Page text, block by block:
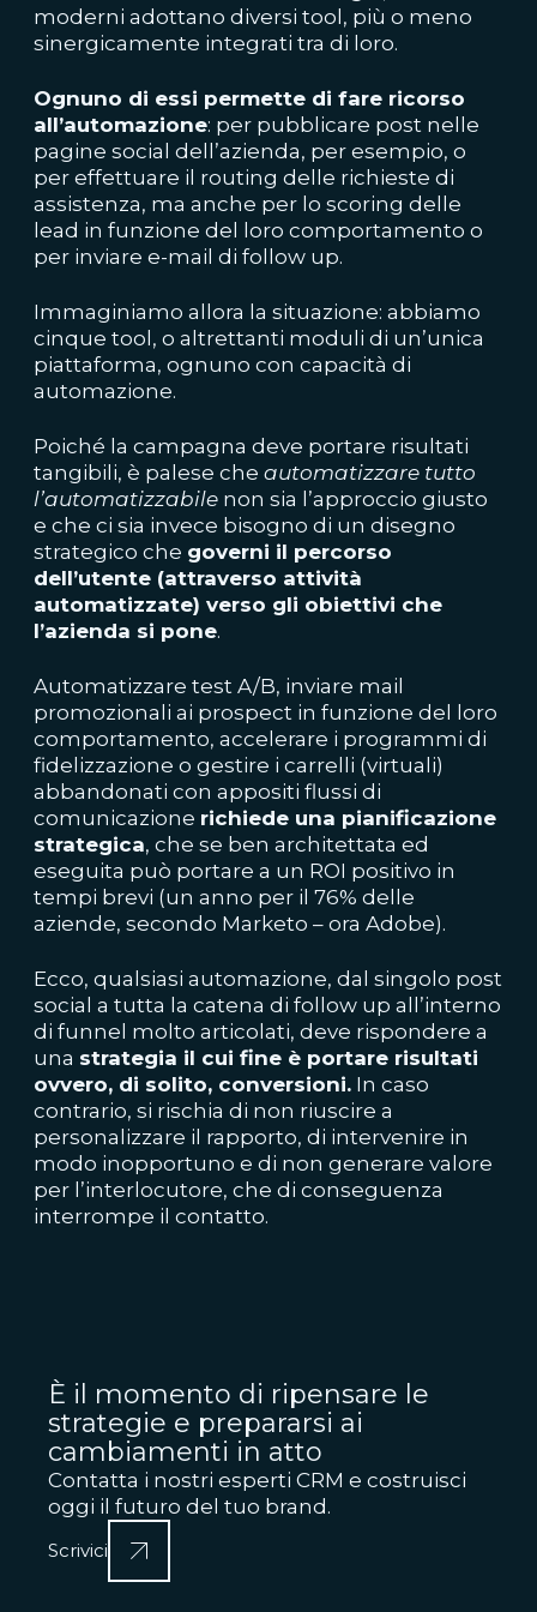
moderni adottano diversi tool, più o meno
sinergicamente integrati tra di loro.
Ognuno di essi permette di fare ricorso
all’automazione: per pubblicare post nelle
pagine social dell’azienda, per esempio, o
per effettuare il routing delle richieste di
assistenza, ma anche per lo scoring delle
lead in funzione del loro comportamento o
per inviare e-mail di follow up.
Immaginiamo allora la situazione: abbiamo
cinque tool, o altrettanti moduli di un’unica
piattaforma, ognuno con capacità di
automazione.
Poiché la campagna deve portare risultati
tangibili, è palese che automatizzare tutto
l’automatizzabile non sia l’approccio giusto
e che ci sia invece bisogno di un disegno
strategico che governi il percorso
dell’utente (attraverso attività
automatizzate) verso gli obiettivi che
l’azienda si pone.
Automatizzare test A/B, inviare mail
promozionali ai prospect in funzione del loro
comportamento, accelerare i programmi di
fidelizzazione o gestire i carrelli (virtuali)
abbandonati con appositi flussi di
comunicazione richiede una pianificazione
strategica, che se ben architettata ed
eseguita può portare a un ROI positivo in
tempi brevi (un anno per il 76% delle
aziende, secondo Marketo – ora Adobe).
Ecco, qualsiasi automazione, dal singolo post
social a tutta la catena di follow up all’interno
di funnel molto articolati, deve rispondere a
una strategia il cui fine è portare risultati
ovvero, di solito, conversioni. In caso
contrario, si rischia di non riuscire a
personalizzare il rapporto, di intervenire in
modo inopportuno e di non generare valore
per l’interlocutore, che di conseguenza
interrompe il contatto.
È il momento di ripensare le
strategie e prepararsi ai
cambiamenti in atto
Contatta i nostri esperti CRM e costruisci
oggi il futuro del tuo brand.
Scrivici